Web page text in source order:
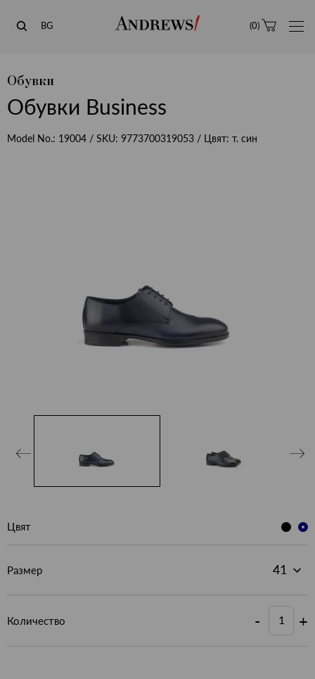
Andrews
BG (0)
Обувки
Обувки Business
Model No.: 19004 / SKU: 9773700319053 / Цвят: т. син
Цвят
Размер
Количество - +